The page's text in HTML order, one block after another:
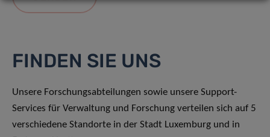
FINDEN SIE UNS
Unsere Forschungsabteilungen sowie unsere Support-
Services für Verwaltung und Forschung verteilen sich auf 5
verschiedene Standorte in der Stadt Luxemburg und in